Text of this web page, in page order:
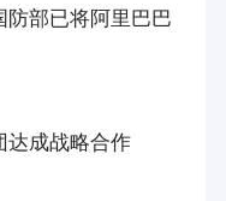
部已将阿里巴巴
达成战略合作